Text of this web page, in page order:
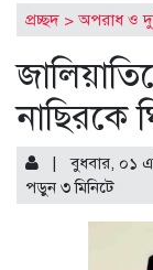
প্রচ্ছদ >অপরাধ ও
নাছিরকে
| বুধবার, ০১
পড়ুন৩মিনিটে